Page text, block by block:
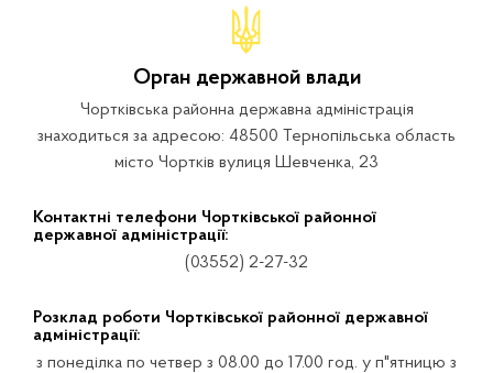
Орган державной влади
Чортківська районна державна адміністрація
знаходиться за адресою: 48500 Тернопільська область
місто Чортків вулиця Шевченка, 23
Контактні телефони Чортківської районної
державної адміністрації:
(03552) 2-27-32
Розклад роботи Чортківської районної державної
адміністрації:
з понеділка по четвер з 08.00 до 17.00 год. у п"ятницю з